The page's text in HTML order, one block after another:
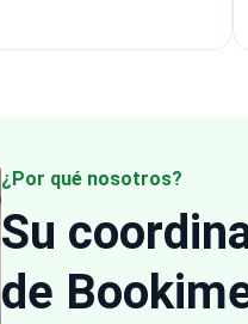
¿Por qué nosotros?
Su
de